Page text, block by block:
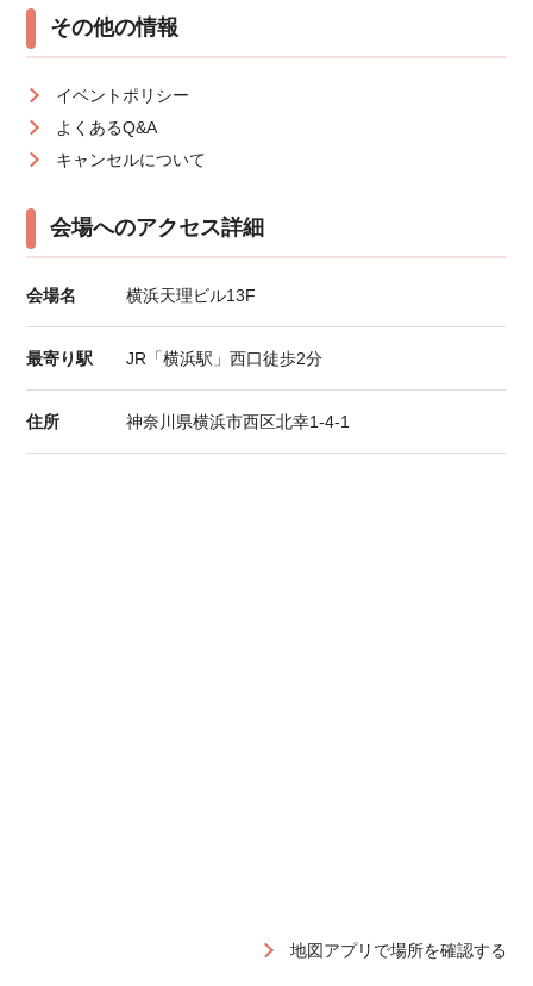
その他の情報
イベントポリシー
よくあるQ&A
キャンセルについて
会場へのアクセス詳細
会場名 横浜天理ビル13F
最寄り駅 JR「横浜駅」西口徒歩2分
住所 神奈川県横浜市西区北幸1-4-1
地図アプリで場所を確認する